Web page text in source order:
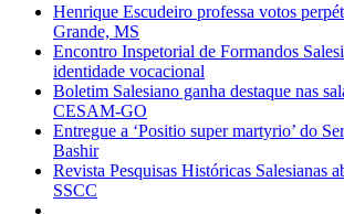
Henrique Escudeiro professa votos
Grande, MS
Encontro Inspetorial de Formandos
identidade vocacional
Boletim Salesiano ganha destaque nas
CESAM-GO
Entregue a ‘Positio super martyrio’ do
Bashir
Revista Pesquisas Históricas Salesianas
SSCC